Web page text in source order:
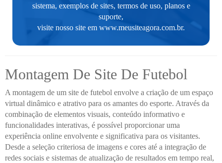
sistema, exemplos de sites, termos de uso, planos e
suporte,
visite nosso site em www.meusiteagora.com.br.
Montagem De Site De Futebol
A montagem de um site de futebol envolve a criação de um espaço
virtual dinâmico e atrativo para os amantes do esporte. Através da
combinação de elementos visuais, conteúdo informativo e
funcionalidades interativas, é possível proporcionar uma
experiência online envolvente e significativa para os visitantes.
Desde a seleção criteriosa de imagens e cores até a integração de
redes sociais e sistemas de atualização de resultados em tempo real,